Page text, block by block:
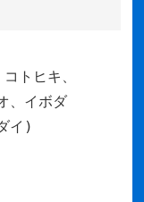
トヒキ、
、イボダ
イ)